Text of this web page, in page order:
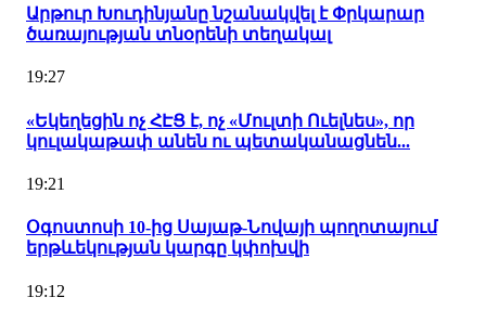
Արթուր Խուդինյանը նշանակվել է Փրկարար
ծառայության տնօրենի տեղակալ
19:27
«Եկեղեցին ոչ ՀԷՑ է, ոչ «Մուլտի Ուելնես», որ
կուլակաթափ անեն ու պետականացնեն...
19:21
Օգոստոսի 10-ից Սայաթ-Նովայի պողոտայում
երթևեկության կարգը կփոխվի
19:12